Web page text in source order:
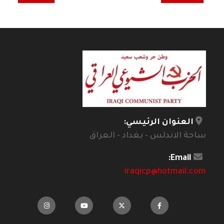
العنوان الرئيسي:
ساحة الاندلس - بغداد - العراق
Email:
iraqicp@hotmail.com